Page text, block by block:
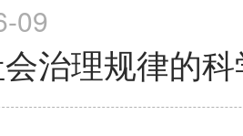
09
治理规律的